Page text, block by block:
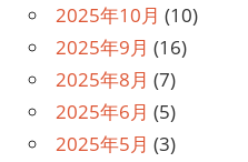
2025年10月 (10)
2025年9月 (16)
2025年8月 (7)
2025年6月 (5)
2025年5月 (3)